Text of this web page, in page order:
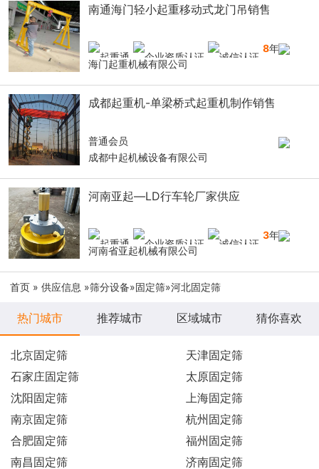
南通海门轻小起重移动式龙门吊销售
8年
海门起重机械有限公司
成都起重机-单梁桥式起重机制作销售
普通会员
成都中起机械设备有限公司
河南亚起—LD行车轮厂家供应
3年
河南省亚起机械有限公司
首页 » 供应信息 »筛分设备»固定筛»河北固定筛
热门城市 推荐城市 区域城市 猜你喜欢
北京固定筛
天津固定筛
石家庄固定筛
太原固定筛
沈阳固定筛
上海固定筛
南京固定筛
杭州固定筛
合肥固定筛
福州固定筛
南昌固定筛
济南固定筛